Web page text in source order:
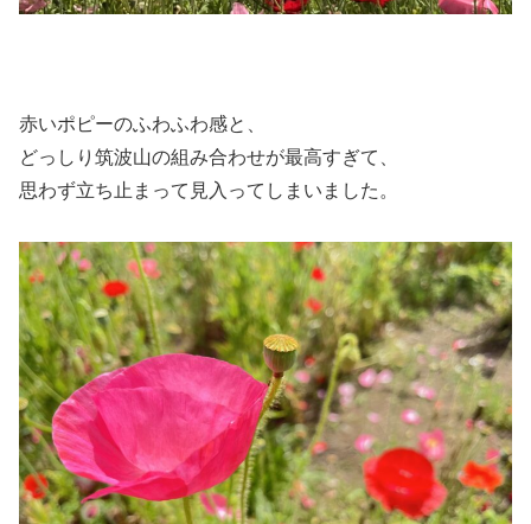
赤いポピーのふわふわ感と、
どっしり筑波山の組み合わせが最高すぎて、
思わず立ち止まって見入ってしまいました。